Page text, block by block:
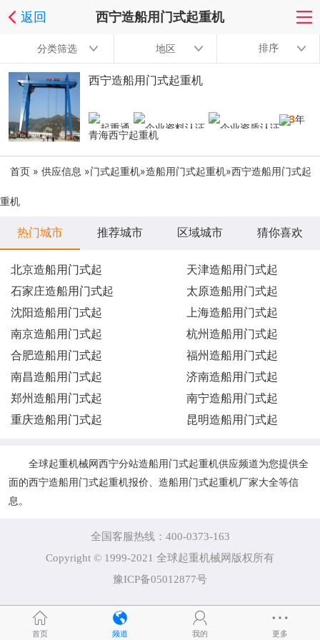
返回 西宁造船用门式起重机
分类筛选 地区 排序
西宁造船用门式起重机
13年
青海西宁起重机
首页 » 供应信息 »门式起重机»造船用门式起重机»西宁造船用门式起
重机
热门城市 推荐城市 区域城市 猜你喜欢
北京造船用门式起
天津造船用门式起
石家庄造船用门式起
太原造船用门式起
沈阳造船用门式起
上海造船用门式起
南京造船用门式起
杭州造船用门式起
合肥造船用门式起
福州造船用门式起
南昌造船用门式起
济南造船用门式起
郑州造船用门式起
南宁造船用门式起
重庆造船用门式起
昆明造船用门式起
全球起重机械网西宁分站造船用门式起重机供应频道为您提供全
面的西宁造船用门式起重机报价、造船用门式起重机厂家大全等信
息。
全国客服热线：400-0373-163
Copyright © 1999-2021 全球起重机械网版权所有
豫ICP备05012877号
首页 频道 我的 更多